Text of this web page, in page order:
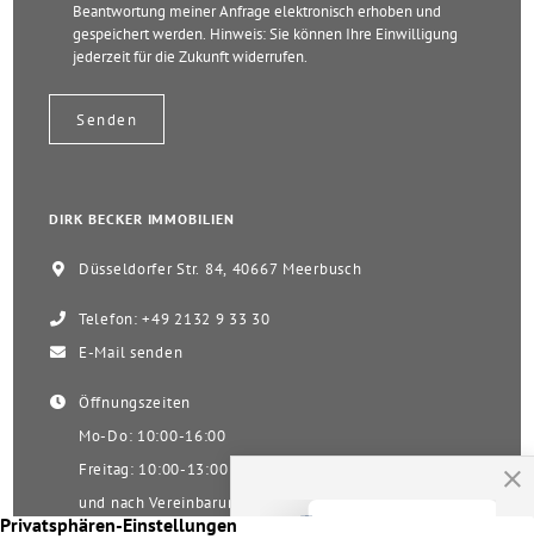
Beantwortung meiner Anfrage elektronisch erhoben und
gespeichert werden. Hinweis: Sie können Ihre Einwilligung
jederzeit für die Zukunft widerrufen.
DIRK BECKER IMMOBILIEN
Düsseldorfer Str. 84, 40667 Meerbusch
Telefon: +49 2132 9 33 30
E-Mail senden
Öffnungszeiten
Mo-Do: 10:00-16:00
Freitag: 10:00-13:00
und nach Vereinbarung